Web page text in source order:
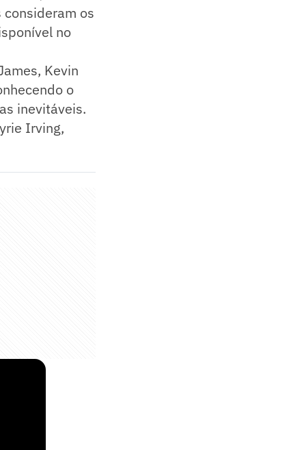
consideram os
no
Kevin
o
inevitáveis.
Irving,